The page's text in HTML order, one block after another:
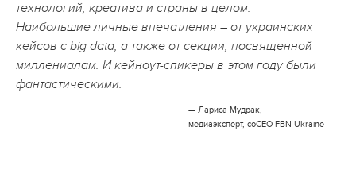
технологий, креатива и страны в целом.
Наибольшие личные впечатления – от украинских
кейсов с big data, а также от секции, посвященной
миллениалам. И кейноут-спикеры в этом году были
фантастическими.
— Лариса Мудрак,
медиаэксперт, coCEO FBN Ukraine